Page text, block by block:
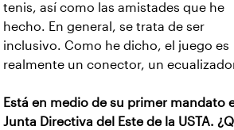
tenis, así como las amistades que he
hecho. En general, se trata de ser
inclusivo. Como he dicho, el juego es
realmente un conector, un
Está en medio de su primer mandato
Junta Directiva del Este de la USTA.